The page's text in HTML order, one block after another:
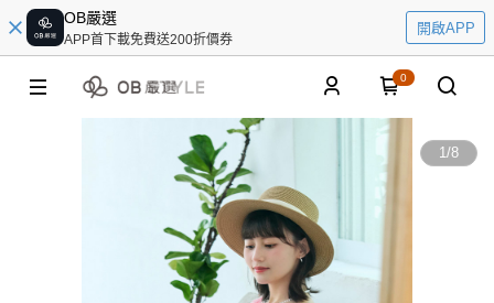
OB嚴選
APP首下載免費送200折價券
開啟APP
0
1/8